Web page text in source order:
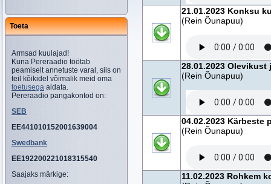
Toeta
Armsad kuulajad!
Kuna Pereraadio töötab
peamiselt annetuste varal, siis on
teil kõikidel võimalik meid oma
toetusega aidata.
Pereraadio pangakontod on:
SEB
EE441010152001639004
Swedbank
EE192200221018315540
Saajaks märkige:
21.01.2023 Konksu
(Rein Õunapuu)
28.01.2023
(Rein Õunapuu)
04.02.2023 Kärbeste
(Rein Õunapuu)
11.02.2023 Rohkem